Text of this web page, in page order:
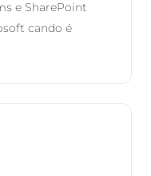
e SharePoint
cando é